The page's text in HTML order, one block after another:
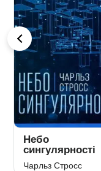
Небо
сингулярності
Чарльз Стросс